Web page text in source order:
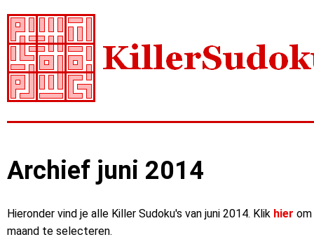
Archief juni 2014
Hieronder vind je alle Killer Sudoku's van juni 2014. Klik hier om
maand te selecteren.